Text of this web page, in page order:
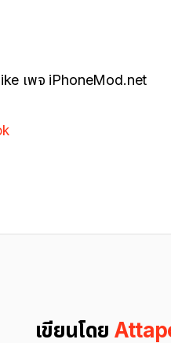
เพจ iPhoneMod.net
เขียนโดย